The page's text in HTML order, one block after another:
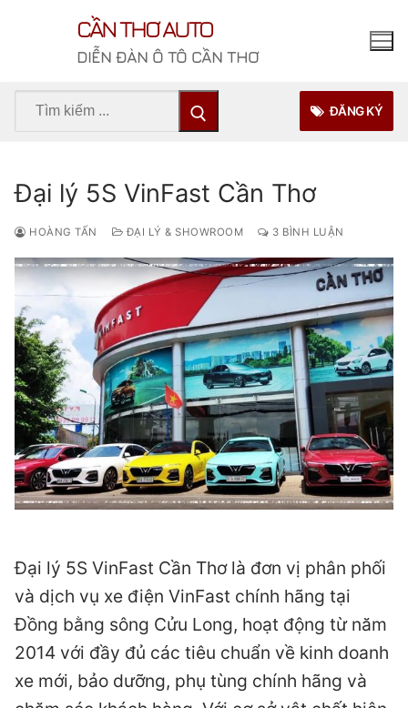
CẦN THƠ AUTO
DIỄN ĐÀN Ô TÔ CẦN THƠ
Tìm
ĐĂNG KÝ
Đại lý 5S VinFast Cần Thơ
HOÀNG TẤN ĐẠI LÝ & SHOWROOM 3 BÌNH LUẬN
Đại lý 5S VinFast Cần Thơ là đơn vị phân phối
và dịch vụ xe điện VinFast chính hãng tại
Đồng bằng sông Cửu Long, hoạt động từ năm
2014 với đầy đủ các tiêu chuẩn về kinh doanh
xe mới, bảo dưỡng, phụ tùng chính hãng và